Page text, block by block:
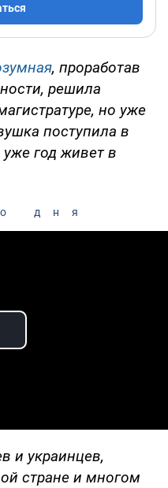
, проработав
решила
но уже
поступила в
уже год живет в
дня
Video
и украинцев,
стране и многом